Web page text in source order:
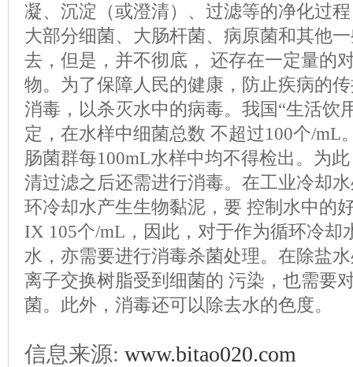
凝、沉淀（或澄清）、过滤等的净化过
大部分细菌、大肠杆菌、病原菌和其他
去，但是，并不彻底， 还存在一定量的
物。为了保障人民的健康，防止疾病的
消毒，以杀灭水中的病毒。我国“生活饮
定，在水样中细菌总数 不超过100个/mL
肠菌群每100mL水样中均不得检出。为
清过滤之后还需进行消毒。在工业冷却
环冷却水产生生物黏泥，要 控制水中的
IX 105个/mL，因此，对于作为循环冷却
水，亦需要进行消毒杀菌处理。在除盐
离子交换树脂受到细菌的 污染，也需要
菌。此外，消毒还可以除去水的色度。
信息来源: www.bitao020.com